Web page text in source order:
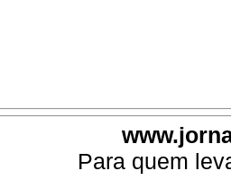
Para quem